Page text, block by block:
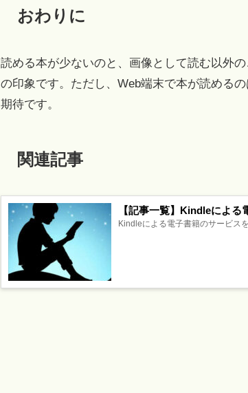
おわりに
読める本が少ないのと、画像として読む以外
の印象です。ただし、Web端末で本が読める
期待です。
関連記事
【記事一覧】Kindleによる
Kindleによる電子書籍のサービス